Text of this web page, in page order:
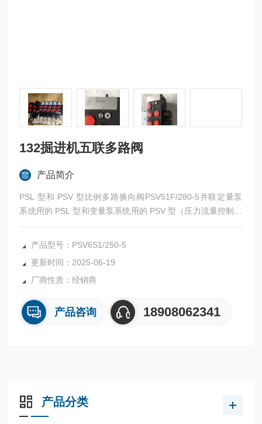
132掘进机五联多路阀
产品简介
PSL 型和 PSV 型比例多路换向阀PSV51F/280-5并联定量泵
系统用的 PSL 型和变量泵系统用的 PSV 型（压力流量控制模
块 ）的多路换向阀块有三种规格可提供。132掘进机五联多路
阀PSV6S1/250-5
产品型号：PSV6S1/250-5
更新时间：2025-06-19
厂商性质：经销商
产品咨询 18908062341
产品分类